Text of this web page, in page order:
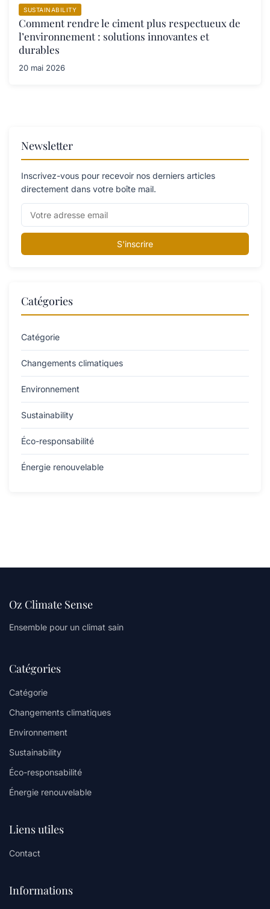
SUSTAINABILITY
Comment rendre le ciment plus respectueux de
l’environnement : solutions innovantes et
durables
20 mai 2026
Newsletter
Inscrivez-vous pour recevoir nos derniers articles
directement dans votre boîte mail.
S'inscrire
Catégories
Catégorie
Changements climatiques
Environnement
Sustainability
Éco-responsabilité
Énergie renouvelable
Oz Climate Sense
Ensemble pour un climat sain
Catégories
Catégorie
Changements climatiques
Environnement
Sustainability
Éco-responsabilité
Énergie renouvelable
Liens utiles
Contact
Informations